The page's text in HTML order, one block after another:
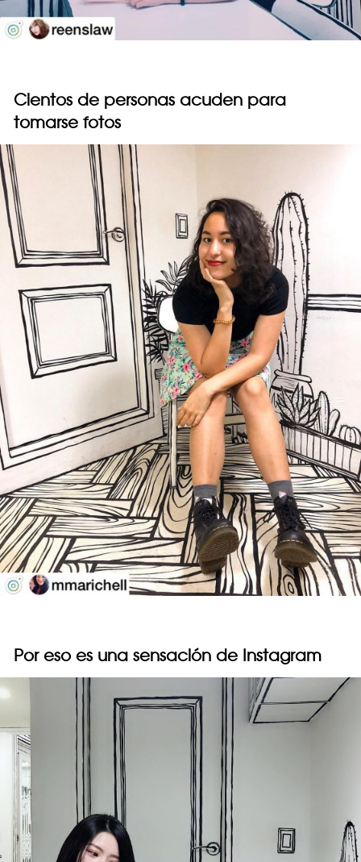
Cientos de personas acuden para
tomarse fotos
Por eso es una sensación de Instagram